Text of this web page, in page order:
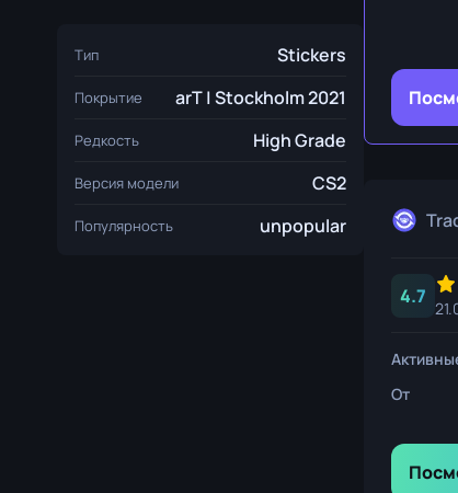
Тип Stickers
Покрытие arT | Stockholm 2021
Редкость High Grade
Версия модели CS2
Популярность unpopular
4.7
От